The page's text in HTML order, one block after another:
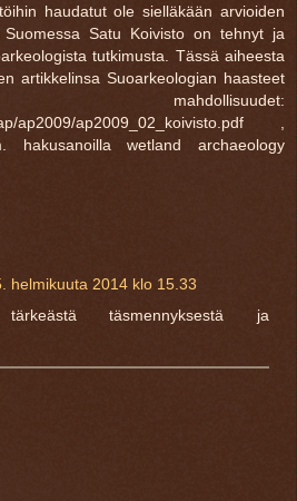
haudatut ole sielläkään arvioiden
Suomessa Satu Koivisto on tehnyt ja
tutkimusta. Tässä aiheesta
artikkelinsa Suoarkeologian haasteet
ap2009/ap2009_02_koivisto.pdf ,
hakusanoilla wetland archaeology
helmikuuta 2014 klo 15.33
täsmennyksestä ja